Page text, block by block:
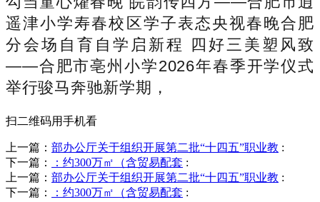
遥津小学寿春校区学子表态央视春晚合肥
分会场自育自学启新程 四好三美塑风致
——合肥市亳州小学2026年春季开学仪式
举行骏马奔驰新学期，
扫二维码用手机看
上一篇： 部办公厅关于组织开展第二批“十四五”职业教 :
下一篇：
：约300万㎡（含贸易配套 :
上一篇： 部办公厅关于组织开展第二批“十四五”职业教 :
下一篇：
：约300万㎡（含贸易配套 :